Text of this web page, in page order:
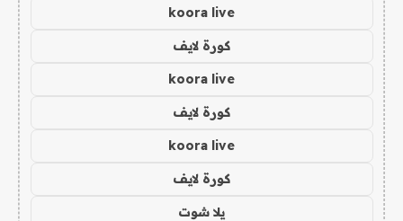
koora live
كورة لايف
koora live
كورة لايف
koora live
كورة لايف
يلا شوت